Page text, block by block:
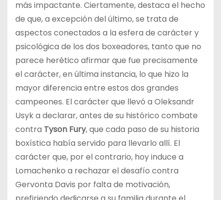
más impactante. Ciertamente, destaca el hecho
de que, a excepción del último, se trata de
aspectos conectados a la esfera de carácter y
psicológica de los dos boxeadores, tanto que no
parece herético afirmar que fue precisamente
el carácter, en última instancia, lo que hizo la
mayor diferencia entre estos dos grandes
campeones. El carácter que llevó a Oleksandr
Usyk a declarar, antes de su histórico combate
contra Tyson Fury, que cada paso de su historia
boxística había servido para llevarlo allí. El
carácter que, por el contrario, hoy induce a
Lomachenko a rechazar el desafío contra
Gervonta Davis por falta de motivación,